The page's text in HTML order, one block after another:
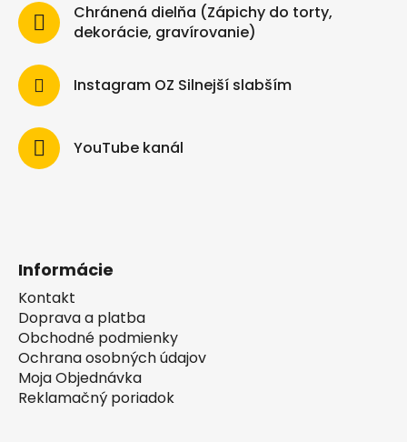
Chránená dielňa (Zápichy do torty,
dekorácie, gravírovanie)
Instagram OZ Silnejší slabším
YouTube kanál
Informácie
Kontakt
Doprava a platba
Obchodné podmienky
Ochrana osobných údajov
Moja Objednávka
Reklamačný poriadok